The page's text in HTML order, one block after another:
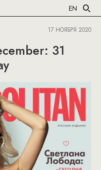
EN
17 НОЯБРЯ 2020
31